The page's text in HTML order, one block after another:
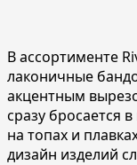
В ассортименте
лаконичные
акцентным
сразу бросается
на топах и
дизайн изделий